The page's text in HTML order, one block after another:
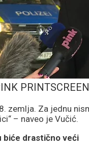
PRINTSCREEN
zemlja. Za jednu
– naveo je Vučić.
biće drastično veći